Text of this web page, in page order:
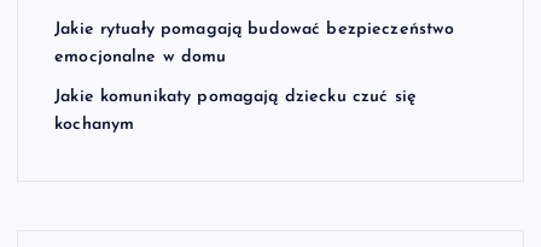
Jakie rytuały pomagają budować bezpieczeństwo
emocjonalne w domu
Jakie komunikaty pomagają dziecku czuć się
kochanym